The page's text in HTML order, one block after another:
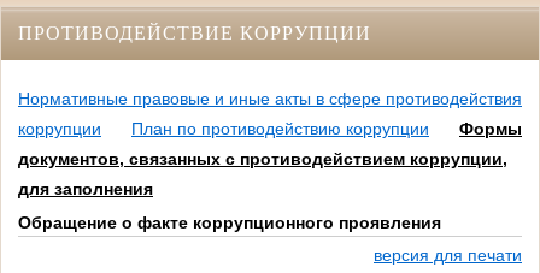
ПРОТИВОДЕЙСТВИЕ КОРРУПЦИИ
Нормативные правовые и иные акты в сфере противодействия
коррупции
План по противодействию коррупции
Формы
документов, связанных с противодействием коррупции,
для заполнения
Обращение о факте коррупционного проявления
версия для печати